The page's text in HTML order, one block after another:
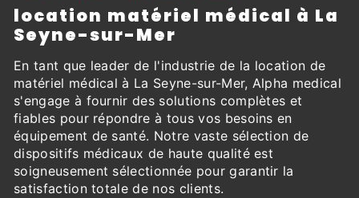
location matériel médical à La
Seyne-sur-Mer
En tant que leader de l'industrie de la location de
matériel médical à La Seyne-sur-Mer, Alpha medical
s'engage à fournir des solutions complètes et
fiables pour répondre à tous vos besoins en
équipement de santé. Notre vaste sélection de
dispositifs médicaux de haute qualité est
soigneusement sélectionnée pour garantir la
satisfaction totale de nos clients.